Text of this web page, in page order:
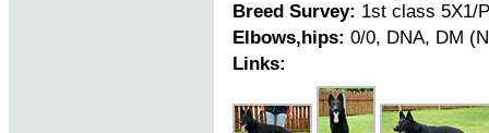
Breed Survey: 1st class 5X1/
Elbows,hips: 0/0, DNA, DM
Links: